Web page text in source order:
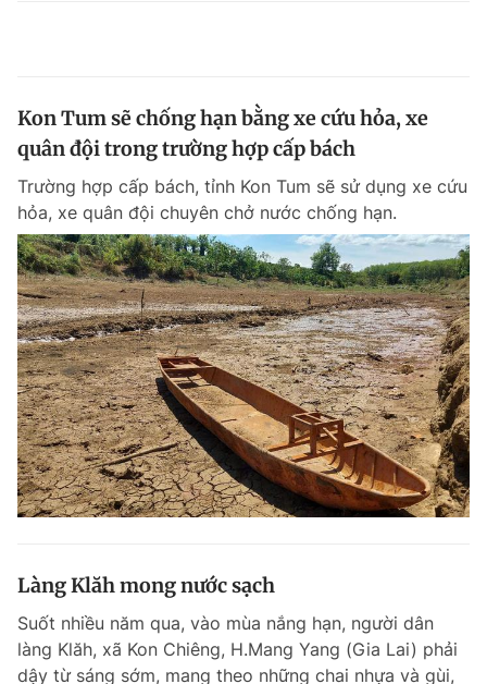
Kon Tum sẽ chống hạn bằng xe cứu hỏa, xe
quân đội trong trường hợp cấp bách
Trường hợp cấp bách, tỉnh Kon Tum sẽ sử dụng xe cứu
hỏa, xe quân đội chuyên chở nước chống hạn.
Làng Klăh mong nước sạch
Suốt nhiều năm qua, vào mùa nắng hạn, người dân
làng Klăh, xã Kon Chiêng, H.Mang Yang (Gia Lai) phải
dậy từ sáng sớm, mang theo những chai nhựa và gùi,